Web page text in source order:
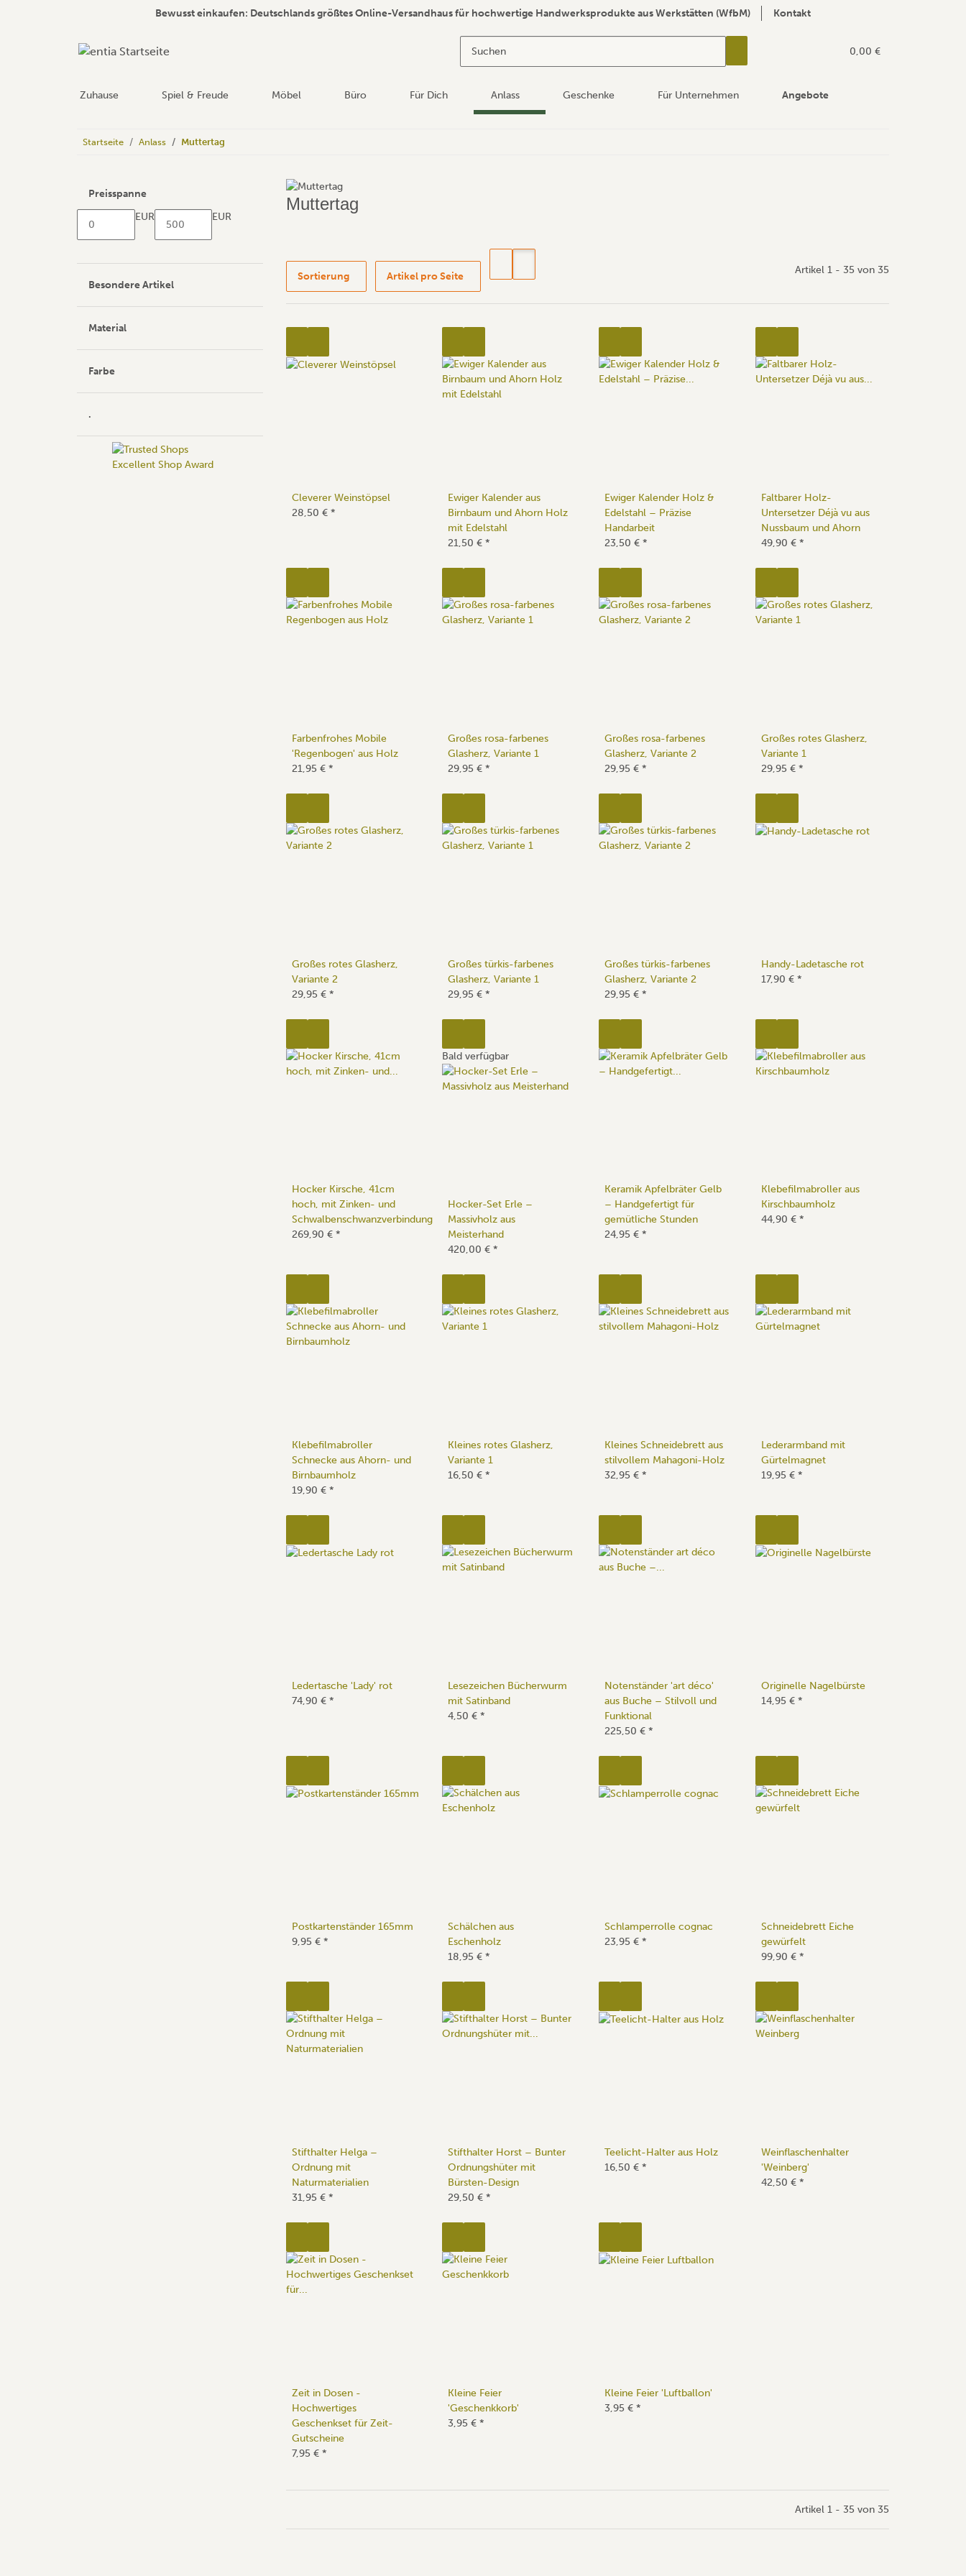
Bewusst einkaufen: Deutschlands größtes Online-Versandhaus für hochwertige Handwerksprodukte aus Werkstätten (WfbM) Kontakt
0,00 €
Zuhause Spiel & Freude Möbel Büro Für Dich Anlass Geschenke Für Unternehmen Angebote
Startseite Anlass Muttertag
Muttertag
Sortierung Artikel pro Seite Artikel 1 - 35 von 35
Cleverer Weinstöpsel
28,50 € *
Ewiger Kalender aus
Birnbaum und Ahorn Holz
mit Edelstahl
21,50 €*
Ewiger Kalender Holz &
Edelstahl – Präzise
Handarbeit
23,50 €*
Faltbarer Holz-
Untersetzer Déjà vu aus
Nussbaum und Ahorn
49,90 €*
Farbenfrohes Mobile
'Regenbogen' aus Holz
21,95 € *
Großes rosa-farbenes
Glasherz, Variante 1
29,95 €*
Großes rosa-farbenes
Glasherz, Variante 2
29,95 €*
Großes rotes Glasherz,
Variante 1
29,95 €*
Großes rotes Glasherz,
Variante 2
29,95 € *
Großes türkis-farbenes
Glasherz, Variante 1
29,95 €*
Großes türkis-farbenes
Glasherz, Variante 2
29,95 €*
Handy-Ladetasche rot
17,90 €*
Hocker Kirsche, 41cm
hoch, mit Zinken- und
Schwalbenschwanzverbindung
269,90 € *
Bald verfügbar
Hocker-Set Erle –
Massivholz aus
Meisterhand
420,00 €*
Keramik Apfelbräter Gelb
– Handgefertigt für
gemütliche Stunden
24,95 €*
Klebefilmabroller aus
Kirschbaumholz
44,90 €*
Klebefilmabroller
Schnecke aus Ahorn- und
Birnbaumholz
19,90 € *
Kleines rotes Glasherz,
Variante 1
16,50 €*
Kleines Schneidebrett aus
stilvollem Mahagoni-Holz
32,95 €*
Lederarmband mit
Gürtelmagnet
19,95 €*
Ledertasche 'Lady' rot
74,90 € *
Lesezeichen Bücherwurm
mit Satinband
4,50 €*
Notenständer 'art déco'
aus Buche – Stilvoll und
Funktional
225,50 €*
Originelle Nagelbürste
14,95 €*
Postkartenständer 165mm
9,95 € *
Schälchen aus
Eschenholz
18,95 €*
Schlamperrolle cognac
23,95 €*
Schneidebrett Eiche
gewürfelt
99,90 €*
Stifthalter Helga –
Ordnung mit
Naturmaterialien
31,95 € *
Stifthalter Horst – Bunter
Ordnungshüter mit
Bürsten-Design
29,50 €*
Teelicht-Halter aus Holz
16,50 €*
Weinflaschenhalter
'Weinberg'
42,50 €*
Zeit in Dosen -
Hochwertiges
Geschenkset für Zeit-
Gutscheine
7,95 € *
Kleine Feier
'Geschenkkorb'
3,95 €*
Kleine Feier 'Luftballon'
3,95 €*
Artikel 1 - 35 von 35
Preisspanne
EUR
EUR
Besondere Artikel
Material
Farbe
.